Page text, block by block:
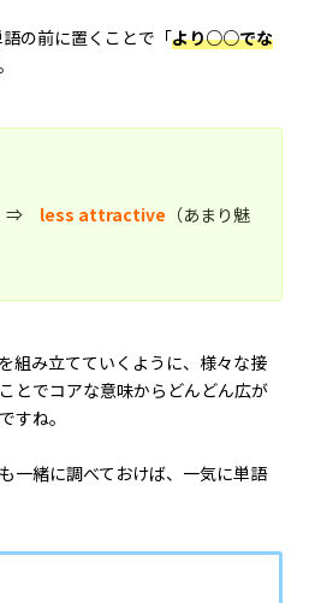
の前に置くことで「より○○でな
⇒ less attractive （あまり魅
組み立てていくように、様々な接
とでコアな意味からどんどん広が
すね。
一緒に調べておけば、一気に単語